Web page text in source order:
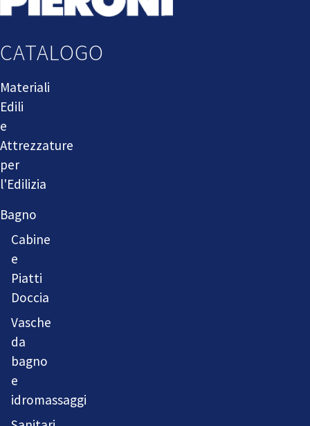
CATALOGO
Materiali
Edili
e
Attrezzature
per
l'Edilizia
Bagno
Cabine
e
Piatti
Doccia
Vasche
da
bagno
e
idromassaggi